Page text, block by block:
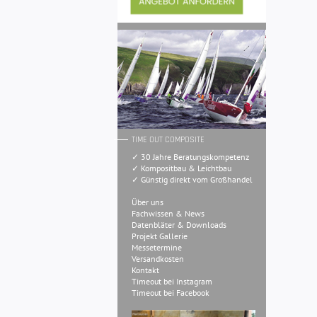
TIME OUT COMPOSITE
✓ 30 Jahre Beratungskompetenz
✓ Kompositbau & Leichtbau
✓ Günstig direkt vom Großhandel
Über uns
Fachwissen & News
Datenbläter & Downloads
Projekt Gallerie
Messetermine
Versandkosten
Kontakt
Timeout bei Instagram
Timeout bei Facebook